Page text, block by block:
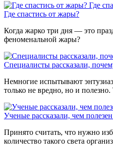
Где
Где спастись от жары?
Когда жарко три дня — это
феноменальной жары?
Специалисты рассказали,
Немногие испытывают
только не вредно, но и полезно.
Ученые рассказали, чем
Принято считать, что нужно
количество такого света